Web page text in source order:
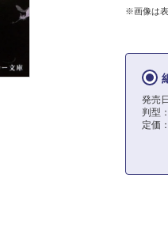
※画像は表
発売
判型
定価